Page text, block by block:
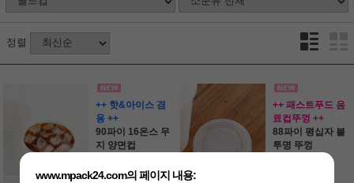
정렬
++ 핫&아이스 겸
용 ++
90파이 16온스 무
지 양면컵
++ 패스트푸드 음
료컵뚜껑 ++
88파이 평십자 불
투명 뚜껑
www.mpack24.com의 페이지 내용: